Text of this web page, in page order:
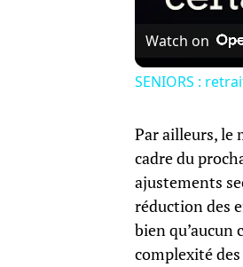
Watch on
SENIORS :
Par ailleurs, le
cadre du
ajustements
réduction des
bien qu’aucun
complexité